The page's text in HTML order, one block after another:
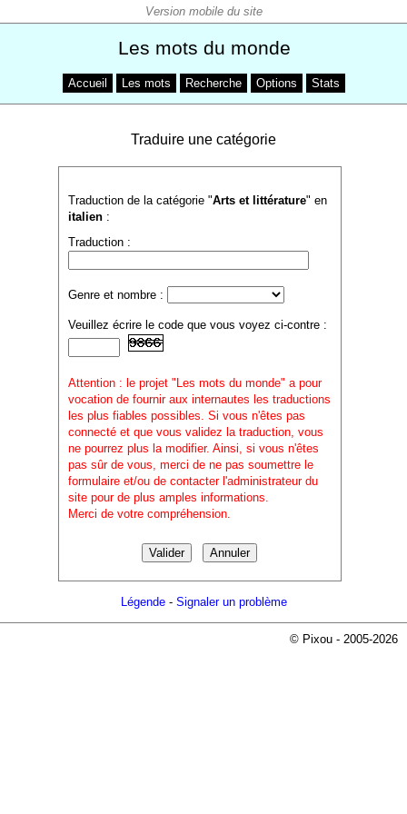
Les mots du monde
Accueil Les mots Recherche Options Stats
Traduire une catégorie
Traduction de la catégorie "Arts et littérature" en
italien:
Traduction :
Genre et nombre :
Veuillez écrire le code que vous voyez ci-contre :
Attention : le projet "Les mots du monde" a pour
vocation de fournir aux internautes les traductions
les plus fiables possibles. Si vous n'êtes pas
connecté et que vous validez la traduction, vous
ne pourrez plus la modifier. Ainsi, si vous n'êtes
pas sûr de vous, merci de ne pas soumettre le
formulaire et/ou de contacter l'administrateur du
site pour de plus amples informations.
Merci de votre compréhension.
Légende- Signaler un problème
© Pixou - 2005-2026